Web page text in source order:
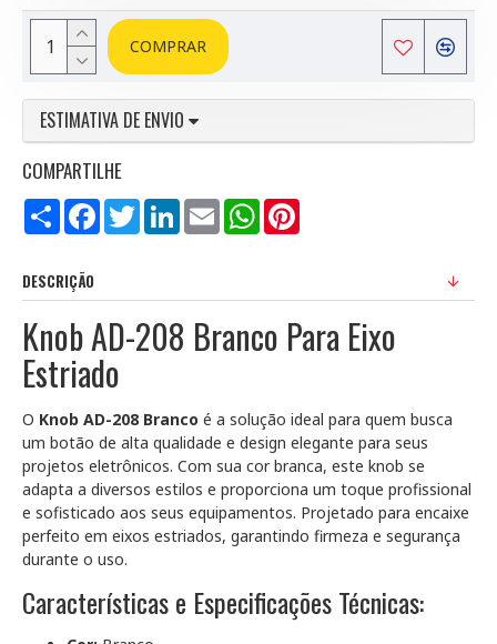
COMPRAR
ESTIMATIVA DE ENVIO
COMPARTILHE
Compartilhar
FacebookTwitterLinkedInEmail WhatsApp
DESCRIÇÃO
Knob AD-208 Branco Para Eixo
Estriado
O Knob AD-208 Branco é a solução ideal para quem busca
um botão de alta qualidade e design elegante para seus
projetos eletrônicos. Com sua cor branca, este knob se
adapta a diversos estilos e proporciona um toque profissional
e sofisticado aos seus equipamentos. Projetado para encaixe
perfeito em eixos estriados, garantindo firmeza e segurança
durante o uso.
Características e Especificações Técnicas: